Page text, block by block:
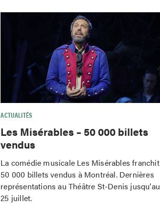
ACTUALITÉS
Les Misérables – 50 000 billets
vendus
La comédie musicale Les Misérables franchit
50 000 billets vendus à Montréal. Dernières
représentations au Théâtre St-Denis jusqu'au
25 juillet.